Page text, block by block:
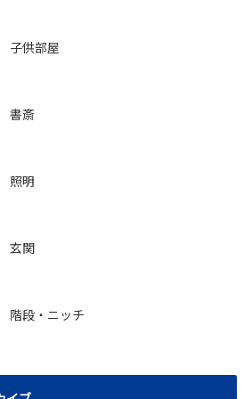
子供部屋
書斎
照明
玄関
階段・ニッチ